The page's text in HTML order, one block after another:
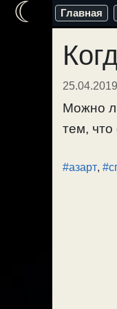
Перейти
содержимому
Главная
25.04.2019
Можно
тем, что
#азарт,
☾